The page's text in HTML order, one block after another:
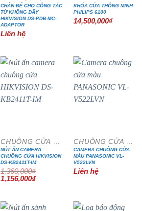
CHÂN ĐẾ CHO CÔNG TẮC
TỪ KHÔNG DÂY
HIKVISION DS-PDB-MC-
ADAPTOR
Liên hệ
KHÓA CỬA THÔNG MINH
PHILIPS 6100
14,500,000₫
NÚT ẤN CAMERA
CHUÔNG CỬA HIKVISION
DS-KB2411T-IM
1,360,000₫
Giá
gốc
1,156,000₫Giá
1,156,000₫.
CAMERA CHUÔNG CỬA
MÀU PANASONIC VL-
V522LVN
Liên hệ